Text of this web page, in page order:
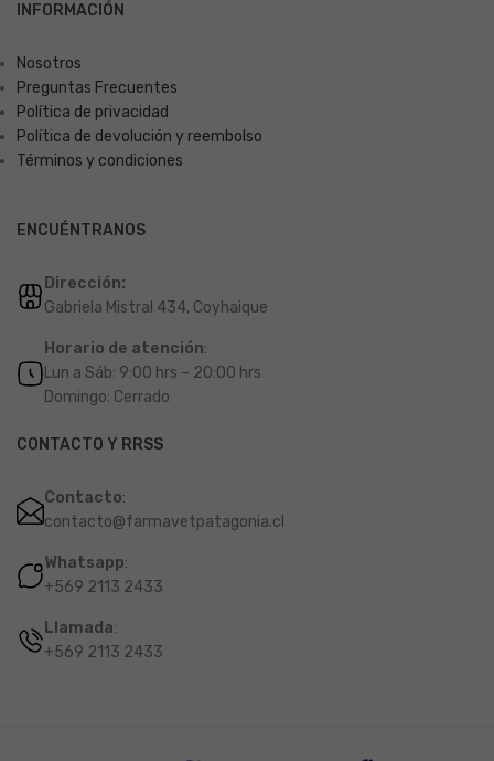
INFORMACIÓN
Nosotros
Preguntas Frecuentes
Política de privacidad
Política de devolución y reembolso
Términos y condiciones
ENCUÉNTRANOS
Dirección:
Gabriela Mistral 434, Coyhaique
Horario de atención:
Lun a Sáb: 9:00 hrs – 20:00 hrs
Domingo: Cerrado
CONTACTO Y RRSS
Contacto:
contacto@farmavetpatagonia.cl
Whatsapp:
+569 2113 2433
Llamada:
+569 2113 2433